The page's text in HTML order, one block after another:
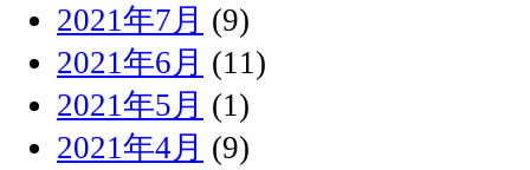
2021年7月 (9)
2021年6月 (11)
2021年5月 (1)
2021年4月 (9)